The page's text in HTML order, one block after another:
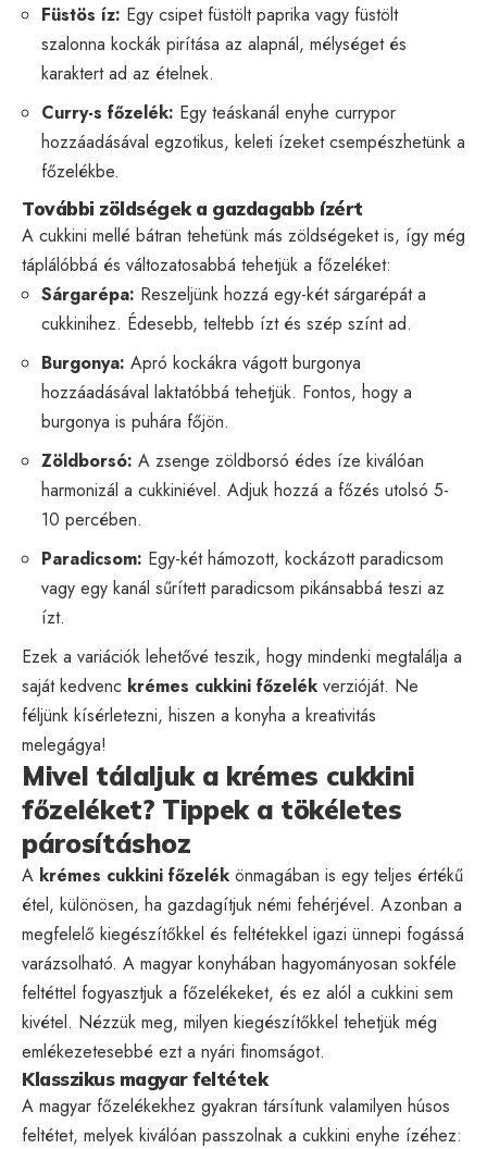
Füstös íz: Egy csipet füstölt paprika vagy füstölt
szalonna kockák pirítása az alapnál, mélységet és
karaktert ad az ételnek.
Curry-s főzelék: Egy teáskanál enyhe currypor
hozzáadásával egzotikus, keleti ízeket csempészhetünk a
főzelékbe.
További zöldségek a gazdagabb ízért
A cukkini mellé bátran tehetünk más zöldségeket is, így még
táplálóbbá és változatosabbá tehetjük a főzeléket:
Sárgarépa: Reszeljünk hozzá egy-két sárgarépát a
cukkinihez. Édesebb, teltebb ízt és szép színt ad.
Burgonya: Apró kockákra vágott burgonya
hozzáadásával laktatóbbá tehetjük. Fontos, hogy a
burgonya is puhára főjön.
Zöldborsó: A zsenge zöldborsó édes íze kiválóan
harmonizál a cukkiniével. Adjuk hozzá a főzés utolsó 5-
10 percében.
Paradicsom: Egy-két hámozott, kockázott paradicsom
vagy egy kanál sűrített paradicsom pikánsabbá teszi az
ízt.
Ezek a variációk lehetővé teszik, hogy mindenki megtalálja a
saját kedvenc krémes cukkini főzelék verzióját. Ne
féljünk kísérletezni, hiszen a konyha a kreativitás
melegágya!
Mivel tálaljuk a krémes cukkini
főzeléket? Tippek a tökéletes
párosításhoz
A krémes cukkini főzelék önmagában is egy teljes értékű
étel, különösen, ha gazdagítjuk némi fehérjével. Azonban a
megfelelő kiegészítőkkel és feltétekkel igazi ünnepi fogássá
varázsolható. A magyar konyhában hagyományosan sokféle
feltéttel fogyasztjuk a főzelékeket, és ez alól a cukkini sem
kivétel. Nézzük meg, milyen kiegészítőkkel tehetjük még
emlékezetesebbé ezt a nyári finomságot.
Klasszikus magyar feltétek
A magyar főzelékekhez gyakran társítunk valamilyen húsos
feltétet, melyek kiválóan passzolnak a cukkini enyhe ízéhez: